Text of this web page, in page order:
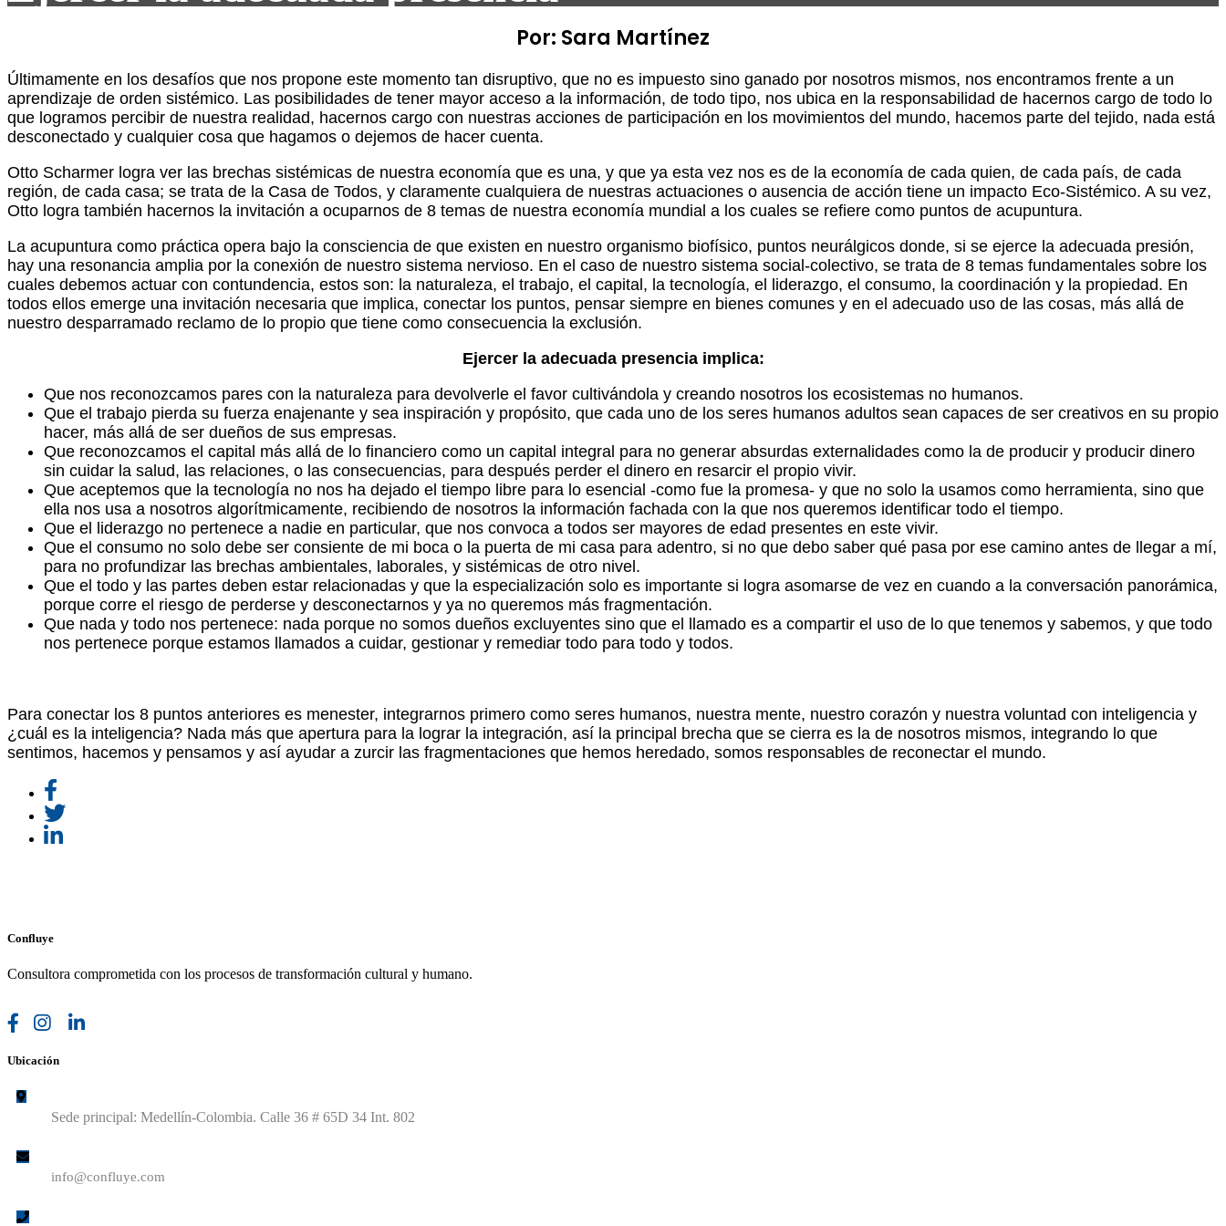
Por: Sara Martínez
Últimamente en los desafíos que nos propone este momento tan disruptivo, que no es impuesto sino ganado por nosotros mismos, nos encontramos frente a un
aprendizaje de orden sistémico. Las posibilidades de tener mayor acceso a la información, de todo tipo, nos ubica en la responsabilidad de hacernos cargo de todo lo
que logramos percibir de nuestra realidad, hacernos cargo con nuestras acciones de participación en los movimientos del mundo, hacemos parte del tejido, nada está
desconectado y cualquier cosa que hagamos o dejemos de hacer cuenta.
Otto Scharmer logra ver las brechas sistémicas de nuestra economía que es una, y que ya esta vez nos es de la economía de cada quien, de cada país, de cada
región, de cada casa; se trata de la Casa de Todos, y claramente cualquiera de nuestras actuaciones o ausencia de acción tiene un impacto Eco-Sistémico. A su vez,
Otto logra también hacernos la invitación a ocuparnos de 8 temas de nuestra economía mundial a los cuales se refiere como puntos de acupuntura.
La acupuntura como práctica opera bajo la consciencia de que existen en nuestro organismo biofísico, puntos neurálgicos donde, si se ejerce la adecuada presión,
hay una resonancia amplia por la conexión de nuestro sistema nervioso. En el caso de nuestro sistema social-colectivo, se trata de 8 temas fundamentales sobre los
cuales debemos actuar con contundencia, estos son: la naturaleza, el trabajo, el capital, la tecnología, el liderazgo, el consumo, la coordinación y la propiedad. En
todos ellos emerge una invitación necesaria que implica, conectar los puntos, pensar siempre en bienes comunes y en el adecuado uso de las cosas, más allá de
nuestro desparramado reclamo de lo propio que tiene como consecuencia la exclusión.
Ejercer la adecuada presencia implica:
Que nos reconozcamos pares con la naturaleza para devolverle el favor cultivándola y creando nosotros los ecosistemas no humanos.
Que el trabajo pierda su fuerza enajenante y sea inspiración y propósito, que cada uno de los seres humanos adultos sean capaces de ser creativos en su propio
hacer, más allá de ser dueños de sus empresas.
Que reconozcamos el capital más allá de lo financiero como un capital integral para no generar absurdas externalidades como la de producir y producir dinero
sin cuidar la salud, las relaciones, o las consecuencias, para después perder el dinero en resarcir el propio vivir.
Que aceptemos que la tecnología no nos ha dejado el tiempo libre para lo esencial -como fue la promesa- y que no solo la usamos como herramienta, sino que
ella nos usa a nosotros algorítmicamente, recibiendo de nosotros la información fachada con la que nos queremos identificar todo el tiempo.
Que el liderazgo no pertenece a nadie en particular, que nos convoca a todos ser mayores de edad presentes en este vivir.
Que el consumo no solo debe ser consiente de mi boca o la puerta de mi casa para adentro, si no que debo saber qué pasa por ese camino antes de llegar a mí,
para no profundizar las brechas ambientales, laborales, y sistémicas de otro nivel.
Que el todo y las partes deben estar relacionadas y que la especialización solo es importante si logra asomarse de vez en cuando a la conversación panorámica,
porque corre el riesgo de perderse y desconectarnos y ya no queremos más fragmentación.
Que nada y todo nos pertenece: nada porque no somos dueños excluyentes sino que el llamado es a compartir el uso de lo que tenemos y sabemos, y que todo
nos pertenece porque estamos llamados a cuidar, gestionar y remediar todo para todo y todos.
Para conectar los 8 puntos anteriores es menester, integrarnos primero como seres humanos, nuestra mente, nuestro corazón y nuestra voluntad con inteligencia y
¿cuál es la inteligencia? Nada más que apertura para la lograr la integración, así la principal brecha que se cierra es la de nosotros mismos, integrando lo que
sentimos, hacemos y pensamos y así ayudar a zurcir las fragmentaciones que hemos heredado, somos responsables de reconectar el mundo.
Confluye
Consultora comprometida con los procesos de transformación cultural y humano.
Ubicación
Sede principal: Medellín-Colombia. Calle 36 # 65D 34 Int. 802
info@confluye.com